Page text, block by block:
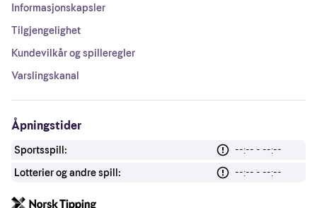
Informasjonskapsler
Tilgjengelighet
Kundevilkår og spilleregler
Varslingskanal
Åpningstider
Sportsspill:
--:-- - --:--
Lotterier og andre spill:
--:-- - --:--